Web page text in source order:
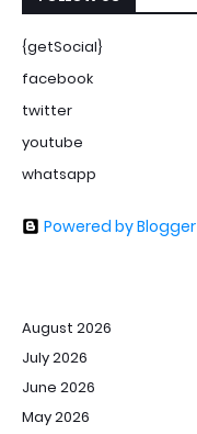
{getSocial}
facebook
twitter
youtube
whatsapp
Powered by Blogger
August 2026
July 2026
June 2026
May 2026